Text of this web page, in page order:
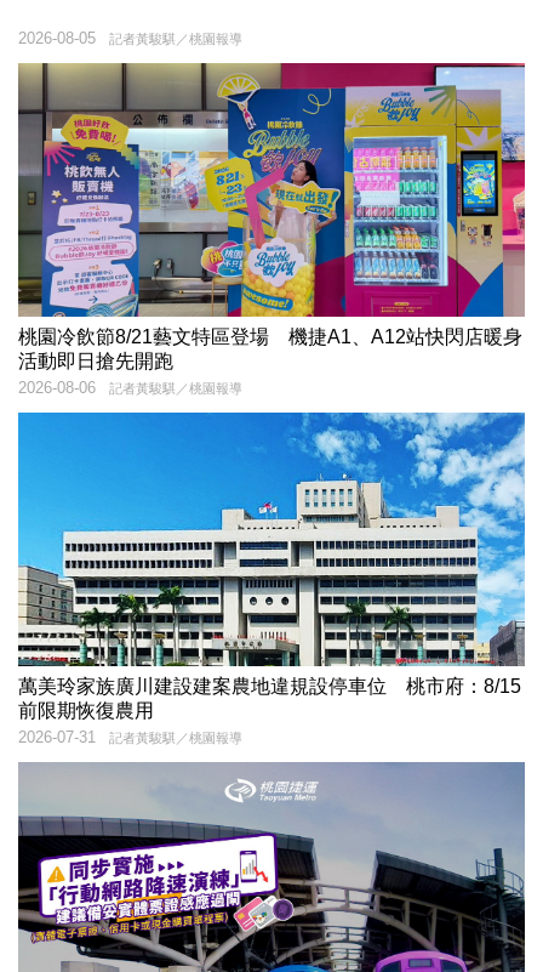
記者黃駿騏／桃園報導
2026-08-05
桃園冷飲節8/21藝文特區登場 機捷A1、A12站快閃店暖身
活動即日搶先開跑
記者黃駿騏／桃園報導
2026-08-06
萬美玲家族廣川建設建案農地違規設停車位 桃市府：8/15
前限期恢復農用
記者黃駿騏／桃園報導
2026-07-31